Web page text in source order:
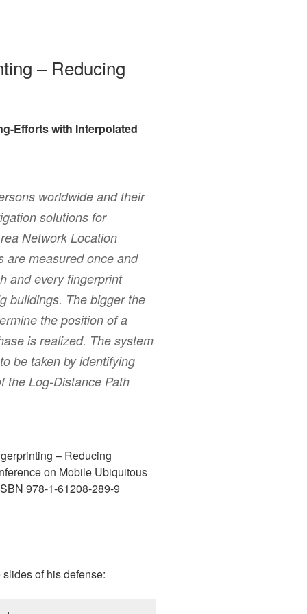
– Reducing
Efforts with Interpolated
worldwide and their
solutions for
Network Location
are measured once and
and every fingerprint
buildings. The bigger the
the position of a
is realized. The system
be taken by identifying
the Log-Distance Path
– Reducing
on Mobile Ubiquitous
978-1-61208-289-9
of his defense: